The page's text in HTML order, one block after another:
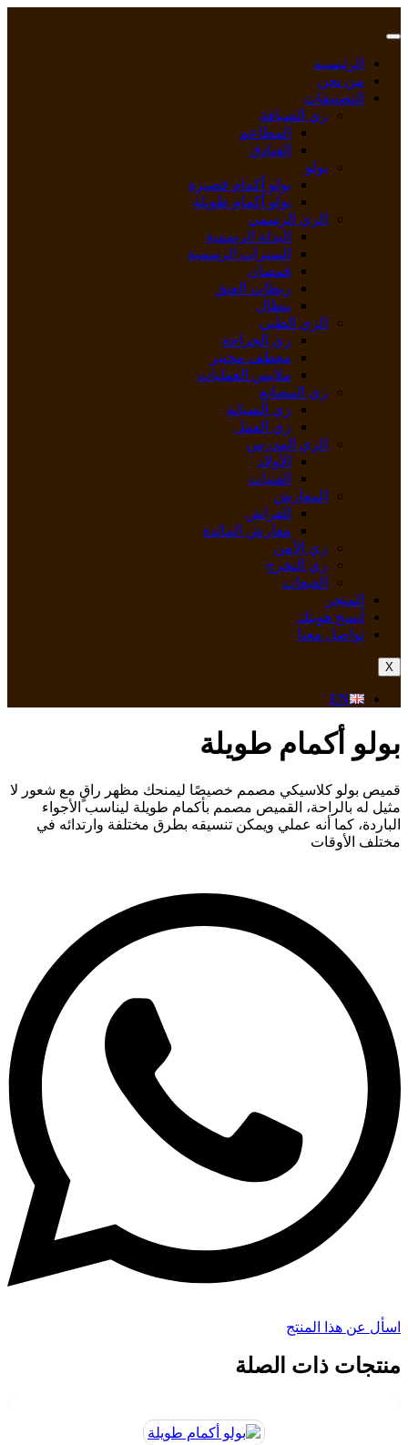
to
الرئيسيه
من نحن
التصنيفات
زي الضيافة
المطاعم
الفنادق
بولو
بولو أكمام قصيرة
بولو أكمام طويلة
الزي الرسمي
البدلة الرسمية
السترات الرسمية
قمصان
ربطات العنق
بنطال
الزي الطبي
زي الجراحة
معطف مختبر
ملابس العمليات
زي المصانع
زي الصيانة
زي العمل
الزي المدرس
الأولاد
الفتيات
المفارش
الفراش
مفارش المائدة
زي الأمن
زي التخرج
القبعات
المتجر
أنسج هويتك
تواصل معنا
X
EN
بولو أكمام طويلة
قميص بولو كلاسيكي مصمم خصيصًا ليمنحك مظهر راقٍ مع شعور لا
مثيل له بالراحة، القميص مصمم بأكمام طويلة ليناسب الأجواء
الباردة، كما أنه عملي ويمكن تنسيقه بطرق مختلفة وارتدائه في
مختلف الأوقات
اسأل عن هذا المنتج
منتجات ذات الصلة